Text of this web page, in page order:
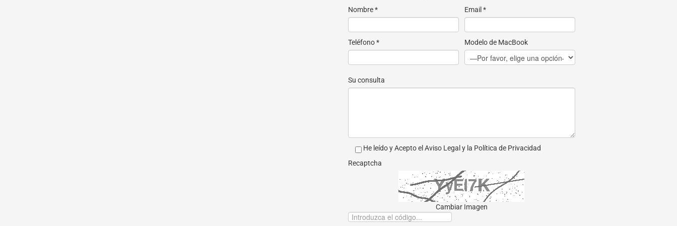
Nombre *
Teléfono *
Email *
Modelo de MacBook
Su consulta
He leído y Acepto el Aviso Legal y la Política de Privacidad
Recaptcha
Cambiar Imagen